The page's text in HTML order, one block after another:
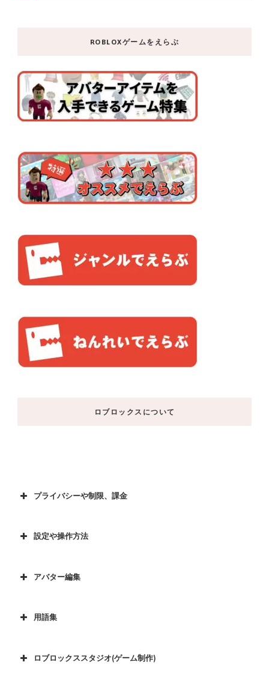
ROBLOXゲームをえらぶ
ロブロックスについて
プライバシーや制限、課金
設定や操作方法
アバター編集
用語集
ロブロックススタジオ(ゲーム制作)